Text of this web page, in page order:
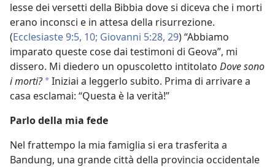
lesse dei versetti della Bibbia dove si diceva che i morti
erano inconsci e in attesa della risurrezione.
(Ecclesiaste 9:5, 10; Giovanni 5:28, 29) “Abbiamo
imparato queste cose dai testimoni di Geova”, mi
dissero. Mi diedero un opuscoletto intitolato Dove sono
i morti? *Iniziai a leggerlo subito. Prima di arrivare a
casa esclamai: “Questa è la verità!”
Parlo della mia fede
Nel frattempo la mia famiglia si era trasferita a
Bandung, una grande città della provincia occidentale